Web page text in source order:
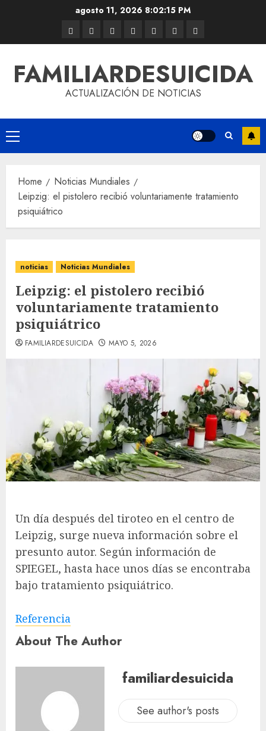
agosto 11, 2026 8:02:15 PM
FAMILIARDESUICIDA
ACTUALIZACIÓN DE NOTICIAS
Home
Noticias Mundiales
Leipzig: el pistolero recibió voluntariamente tratamiento
psiquiátrico
noticias Noticias Mundiales
Leipzig: el pistolero recibió
voluntariamente tratamiento
psiquiátrico
FAMILIARDESUICIDA MAYO 5, 2026
Un día después del tiroteo en el centro de
Leipzig, surge nueva información sobre el
presunto autor. Según información de
SPIEGEL, hasta hace unos días se encontraba
bajo tratamiento psiquiátrico.
Referencia
About The Author
familiardesuicida
See author's posts